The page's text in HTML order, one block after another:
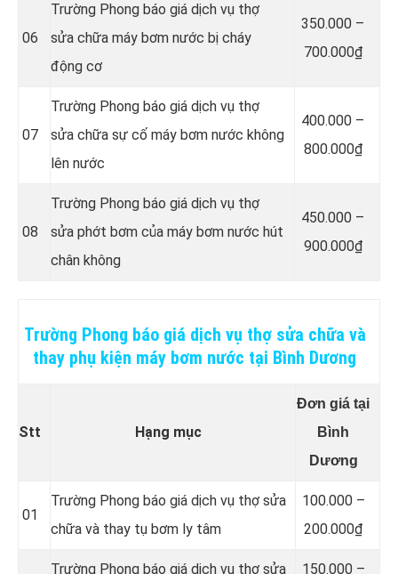
06
Trường Phong báo giá dịch vụ thợ
sửa chữa máy bơm nước bị cháy
động cơ
350.000 –
700.000₫
07
Trường Phong báo giá dịch vụ thợ
sửa chữa sự cố máy bơm nước không
lên nước
400.000 –
800.000₫
08
Trường Phong báo giá dịch vụ thợ
sửa phớt bơm của máy bơm nước hút
chân không
450.000 –
900.000₫
Trường Phong báo giá dịch vụ thợ sửa chữa và
thay phụ kiện máy bơm nước tại Bình Dương
Stt Hạng mục
Đơn giá tại
Bình
Dương
01
Trường Phong báo giá dịch vụ thợ sửa
chữa và thay tụ bơm ly tâm
100.000 –
200.000₫
Trường Phong báo giá dịch vụ thợ sửa 150.000 –